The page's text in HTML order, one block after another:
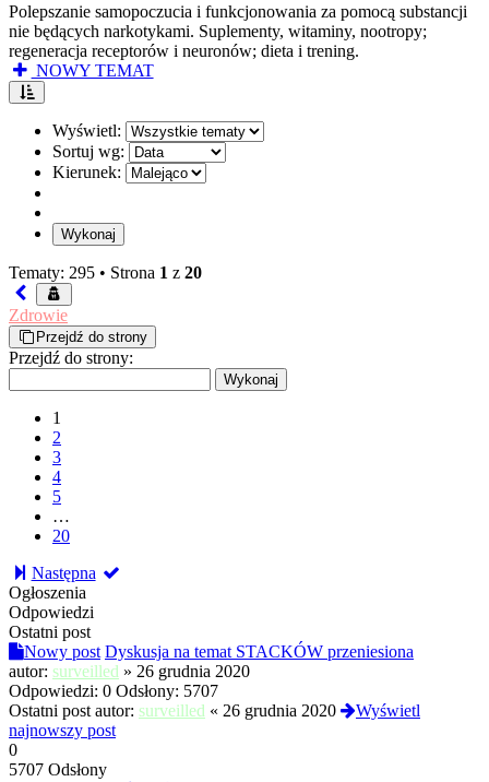
Polepszanie samopoczucia i funkcjonowania za pomocą substancji
nie będących narkotykami. Suplementy, witaminy, nootropy;
regeneracja receptorów i neuronów; dieta i trening.
NOWY TEMAT
Wyświetl:
Sortuj wg:
Kierunek:
Tematy: 295 • Strona 1 z 20
Zdrowie
Przejdź do strony
Przejdź do strony:
1
2
3
4
5
…
20
Następna
Ogłoszenia
Odpowiedzi
Ostatni post
Nowy post Dyskusja na temat STACKÓW przeniesiona
autor: surveilled » 26 grudnia 2020
Odpowiedzi: 0 Odsłony: 5707
Ostatni post autor: surveilled « 26 grudnia 2020
Wyświetl
najnowszy post
0
5707 Odsłony